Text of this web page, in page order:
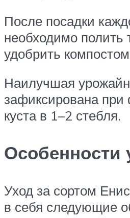
После посадки
необходимо полить
удобрить
Наилучшая
зафиксирована
куста в 1–2 стебля.
Особенности
Уход за сортом
в себя следующие